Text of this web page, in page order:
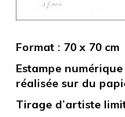
Format : 70 x 70 cm
Estampe
réalisée sur du
Tirage d’artiste